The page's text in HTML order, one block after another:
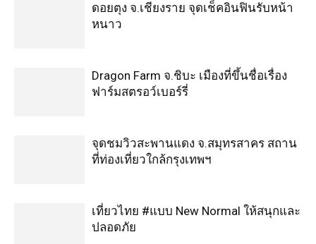
ดอยตุง จ.เชียงราย จุดเช็คอินฟินรับหน้า
หนาว
Dragon Farm จ.ชิบะ เมืองที่ขึ้นชื่อเรื่อง
ฟาร์มสตรอว์เบอร์รี่
จุดชมวิวสะพานแดง จ.สมุทรสาคร สถาน
ที่ท่องเที่ยวใกล้กรุงเทพฯ
เที่ยวไทย #แบบ New Normal ให้สนุกและ
ปลอดภัย